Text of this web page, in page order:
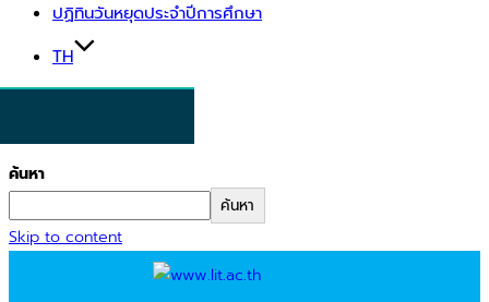
ปฏิทินวันหยุดประจำปีการศึกษา
TH
ค้นหา
ค้นหา
Skip to content